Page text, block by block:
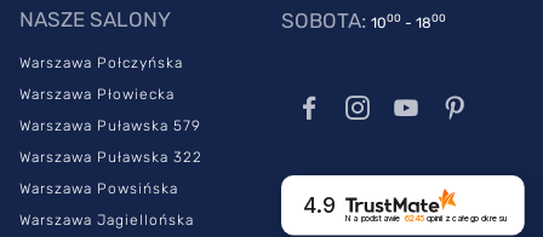
NASZE SALONY
Warszawa Połczyńska
Warszawa Płowiecka
Warszawa Puławska 579
Warszawa Puławska 322
Warszawa Powsińska
Warszawa Jagiellońska
SOBOTA: 1000 - 1800
4.9
Na podstawie 6245opinii z całego okresu